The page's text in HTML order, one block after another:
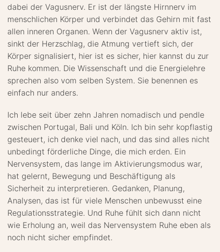
dabei der Vagusnerv. Er ist der längste Hirnnerv im
menschlichen Körper und verbindet das Gehirn mit fast
allen inneren Organen. Wenn der Vagusnerv aktiv ist,
sinkt der Herzschlag, die Atmung vertieft sich, der
Körper signalisiert, hier ist es sicher, hier kannst du zur
Ruhe kommen. Die Wissenschaft und die Energielehre
sprechen also vom selben System. Sie benennen es
einfach nur anders.
Ich lebe seit über zehn Jahren nomadisch und pendle
zwischen Portugal, Bali und Köln. Ich bin sehr kopflastig
gesteuert, ich denke viel nach, und das sind alles nicht
unbedingt förderliche Dinge, die mich erden. Ein
Nervensystem, das lange im Aktivierungsmodus war,
hat gelernt, Bewegung und Beschäftigung als
Sicherheit zu interpretieren. Gedanken, Planung,
Analysen, das ist für viele Menschen unbewusst eine
Regulationsstrategie. Und Ruhe fühlt sich dann nicht
wie Erholung an, weil das Nervensystem Ruhe eben als
noch nicht sicher empfindet.